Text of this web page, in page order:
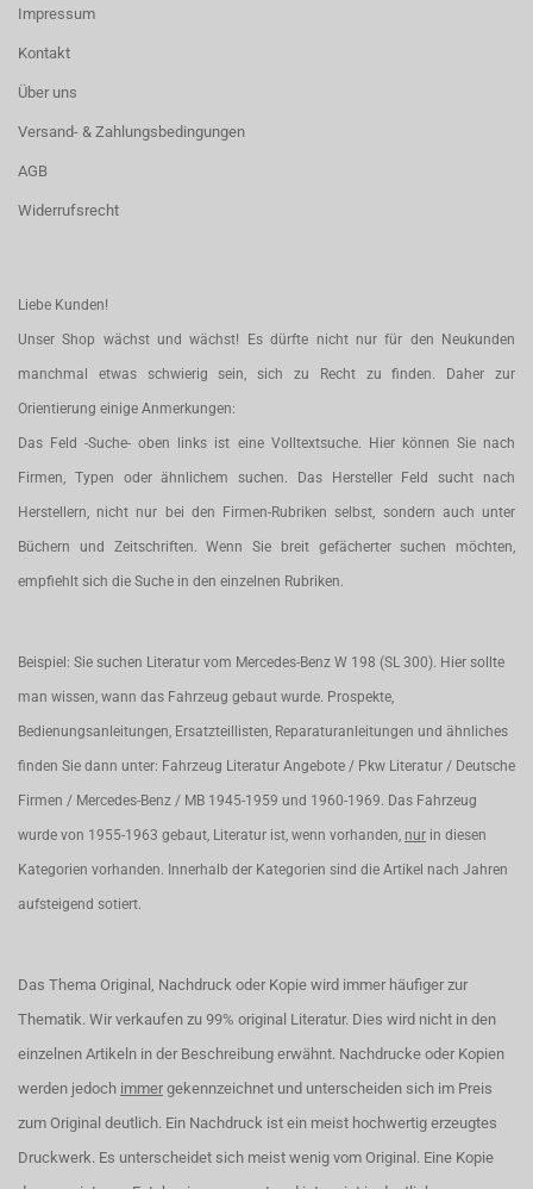
Impressum
Kontakt
Über uns
Versand- & Zahlungsbedingungen
AGB
Widerrufsrecht
Liebe Kunden!
Unser Shop wächst und wächst! Es dürfte nicht nur für den Neukunden
manchmal etwas schwierig sein, sich zu Recht zu finden. Daher zur
Orientierung einige Anmerkungen:
Das Feld -Suche- oben links ist eine Volltextsuche. Hier können Sie nach
Firmen, Typen oder ähnlichem suchen. Das Hersteller Feld sucht nach
Herstellern, nicht nur bei den Firmen-Rubriken selbst, sondern auch unter
Büchern und Zeitschriften. Wenn Sie breit gefächerter suchen möchten,
empfiehlt sich die Suche in den einzelnen Rubriken.
Beispiel: Sie suchen Literatur vom Mercedes-Benz W 198 (SL 300). Hier sollte
man wissen, wann das Fahrzeug gebaut wurde. Prospekte,
Bedienungsanleitungen, Ersatzteillisten, Reparaturanleitungen und ähnliches
finden Sie dann unter: Fahrzeug Literatur Angebote / Pkw Literatur / Deutsche
Firmen / Mercedes-Benz / MB 1945-1959 und 1960-1969. Das Fahrzeug
wurde von 1955-1963 gebaut, Literatur ist, wenn vorhanden, nur in diesen
Kategorien vorhanden. Innerhalb der Kategorien sind die Artikel nach Jahren
aufsteigend sotiert.
Das Thema Original, Nachdruck oder Kopie wird immer häufiger zur
Thematik. Wir verkaufen zu 99% original Literatur. Dies wird nicht in den
einzelnen Artikeln in der Beschreibung erwähnt. Nachdrucke oder Kopien
werden jedoch immer gekennzeichnet und unterscheiden sich im Preis
zum Original deutlich. Ein Nachdruck ist ein meist hochwertig erzeugtes
Druckwerk. Es unterscheidet sich meist wenig vom Original. Eine Kopie